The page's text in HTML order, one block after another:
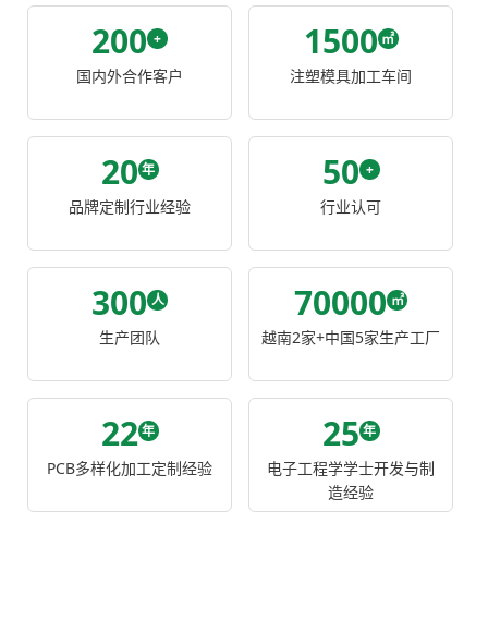
200 +
国内外合作客户
1500 ㎡
注塑模具加工车间
20 年
品牌定制行业经验
50 +
行业认可
300 人
生产团队
70000 ㎡
越南2家+中国5家生产工厂
22 年
PCB多样化加工定制经验
25 年
电子工程学学士开发与制
造经验